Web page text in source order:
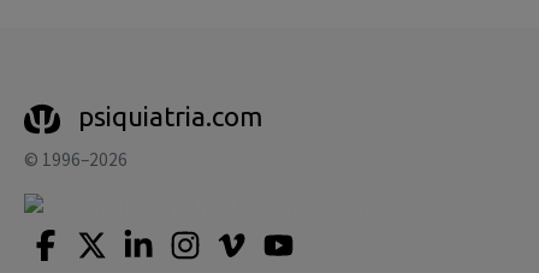
psiquiatria.com
© 1996–2026